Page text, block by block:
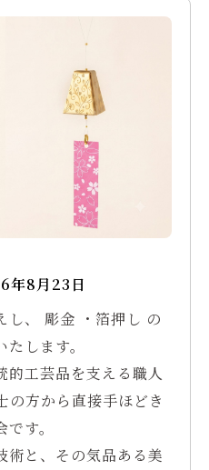
年8月23日
し、 彫金 ・箔押し の
します。
的工芸品を支える職人
の方から直接手ほどき
す。
術と、その気品ある美